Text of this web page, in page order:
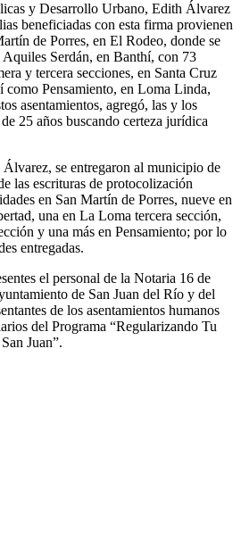
y Desarrollo Urbano, Edith Álvarez
beneficiadas con esta firma provienen
de Porres, en El Rodeo, donde se
Serdán, en Banthí, con 73
y tercera secciones, en Santa Cruz
como Pensamiento, en Loma Linda,
asentamientos, agregó, las y los
25 años buscando certeza jurídica
se entregaron al municipio de
las escrituras de protocolización
en San Martín de Porres, nueve en
una en La Loma tercera sección,
y una más en Pensamiento; por lo
entregadas.
el personal de la Notaria 16 de
de San Juan del Río y del
de los asentamientos humanos
del Programa “Regularizando Tu
Juan”.